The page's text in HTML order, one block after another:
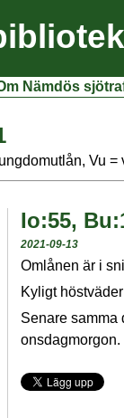
Nämdös
Vu
Io:55,
2021-09-13
Omlånen är i
Kyligt
Senare samma
onsdagmorgon.